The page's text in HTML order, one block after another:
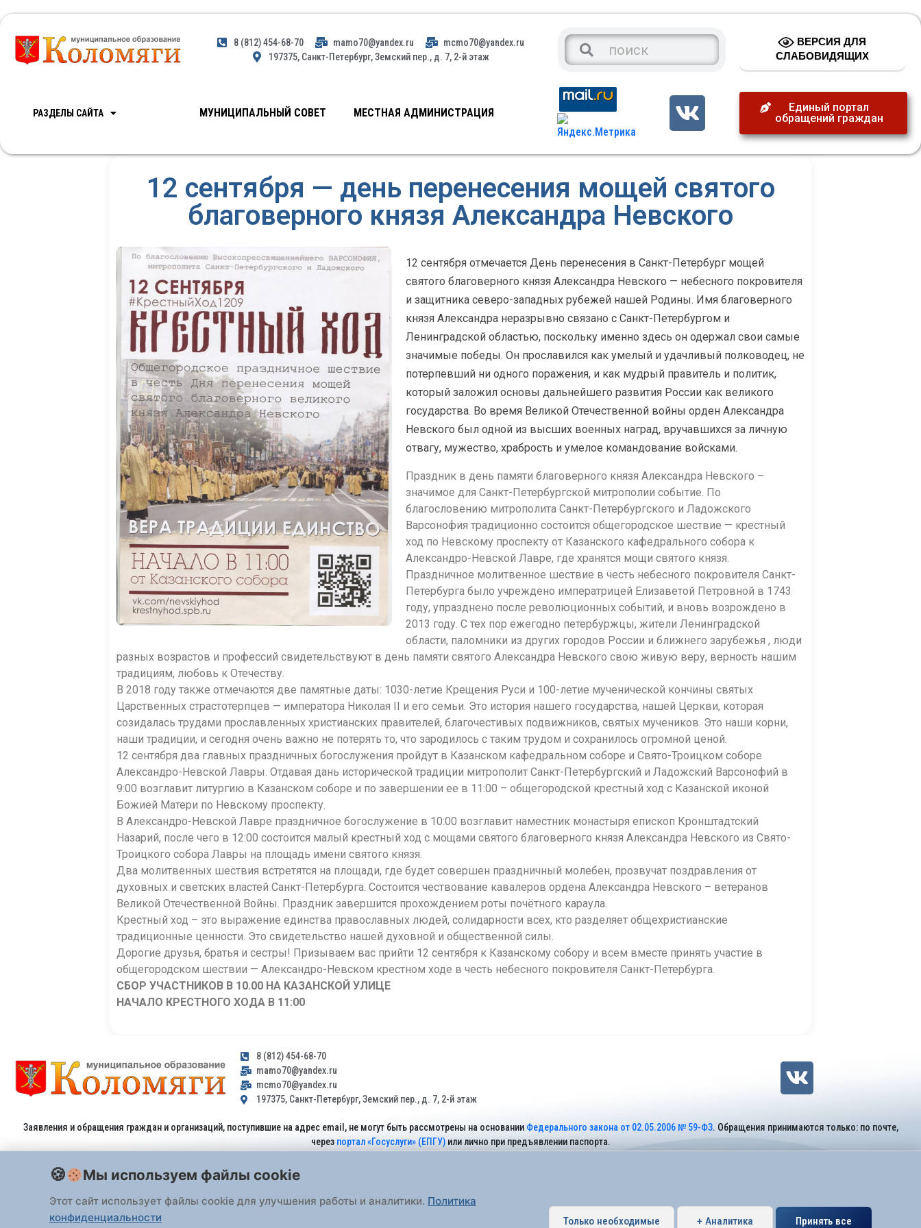
8 (812) 454-68-70 mamo70@yandex.ru
mcmo70@yandex.ru
197375, Санкт-Петербург, Земский пер., д. 7, 2-й этаж
ВЕРСИЯ ДЛЯ
СЛАБОВИДЯЩИХ
РАЗДЕЛЫ САЙТА МУНИЦИПАЛЬНЫЙ СОВЕТ МЕСТНАЯ АДМИНИСТРАЦИЯ
Единый портал
обращений граждан
12 сентября — день перенесения мощей святого
благоверного князя Александра Невского
12 сентября отмечается День перенесения в Санкт-Петербург мощей
святого благоверного князя Александра Невского — небесного покровителя
и защитника северо-западных рубежей нашей Родины. Имя благоверного
князя Александра неразрывно связано с Санкт-Петербургом и
Ленинградской областью, поскольку именно здесь он одержал свои самые
значимые победы. Он прославился как умелый и удачливый полководец, не
потерпевший ни одного поражения, и как мудрый правитель и политик,
который заложил основы дальнейшего развития России как великого
государства. Во время Великой Отечественной войны орден Александра
Невского был одной из высших военных наград, вручавшихся за личную
отвагу, мужество, храбрость и умелое командование войсками.
Праздник в день памяти благоверного князя Александра Невского –
значимое для Санкт-Петербургской митрополии событие. По
благословению митрополита Санкт-Петербургского и Ладожского
Варсонофия традиционно состоится общегородское шествие — крестный
ход по Невскому проспекту от Казанского кафедрального собора к
Александро-Невской Лавре, где хранятся мощи святого князя.
Праздничное молитвенное шествие в честь небесного покровителя Санкт-
Петербурга было учреждено императрицей Елизаветой Петровной в 1743
году, упразднено после революционных событий, и вновь возрождено в
2013 году. С тех пор ежегодно петербуржцы, жители Ленинградской
области, паломники из других городов России и ближнего зарубежья , люди
разных возрастов и профессий свидетельствуют в день памяти святого Александра Невского свою живую веру, верность нашим
традициям, любовь к Отечеству.
В 2018 году также отмечаются две памятные даты: 1030-летие Крещения Руси и 100-летие мученической кончины святых
Царственных страстотерпцев — императора Николая II и его семьи. Это история нашего государства, нашей Церкви, которая
созидалась трудами прославленных христианских правителей, благочестивых подвижников, святых мучеников. Это наши корни,
наши традиции, и сегодня очень важно не потерять то, что зародилось с таким трудом и сохранилось огромной ценой.
12 сентября два главных праздничных богослужения пройдут в Казанском кафедральном соборе и Свято-Троицком соборе
Александро-Невской Лавры. Отдавая дань исторической традиции митрополит Санкт-Петербургский и Ладожский Варсонофий в
9:00 возглавит литургию в Казанском соборе и по завершении ее в 11:00 – общегородской крестный ход с Казанской иконой
Божией Матери по Невскому проспекту.
В Александро-Невской Лавре праздничное богослужение в 10:00 возглавит наместник монастыря епископ Кронштадтский
Назарий, после чего в 12:00 состоится малый крестный ход с мощами святого благоверного князя Александра Невского из Свято-
Троицкого собора Лавры на площадь имени святого князя.
Два молитвенных шествия встретятся на площади, где будет совершен праздничный молебен, прозвучат поздравления от
духовных и светских властей Санкт-Петербурга. Состоится чествование кавалеров ордена Александра Невского – ветеранов
Великой Отечественной Войны. Праздник завершится прохождением роты почётного караула.
Крестный ход – это выражение единства православных людей, солидарности всех, кто разделяет общехристианские
традиционные ценности. Это свидетельство нашей духовной и общественной силы.
Дорогие друзья, братья и сестры! Призываем вас прийти 12 сентября к Казанскому собору и всем вместе принять участие в
общегородском шествии — Александро-Невском крестном ходе в честь небесного покровителя Санкт-Петербурга.
СБОР УЧАСТНИКОВ В 10.00 НА КАЗАНСКОЙ УЛИЦЕ
НАЧАЛО КРЕСТНОГО ХОДА В 11:00
8 (812) 454-68-70
mamo70@yandex.ru
mcmo70@yandex.ru
197375, Санкт-Петербург, Земский пер., д. 7, 2-й этаж
Заявления и обращения граждан и организаций, поступившие на адрес email, не могут быть рассмотрены на основании Федерального закона от 02.05.2006 № 59-ФЗ. Обращения принимаются только: по почте,
через портал «Госуслуги» (ЕПГУ)или лично при предъявлении паспорта.
Мы используем файлы cookie
Этот сайт использует файлы cookie для улучшения работы и аналитики. Политика
конфиденциальности
Только необходимые + Аналитика Принять все